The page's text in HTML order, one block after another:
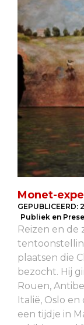
Monet-
GEPUBLICEERD:
Publiek en
Reizen en de
plaatsen die
bezocht. Hij
Rouen,
Italië, Oslo
een tijdje in